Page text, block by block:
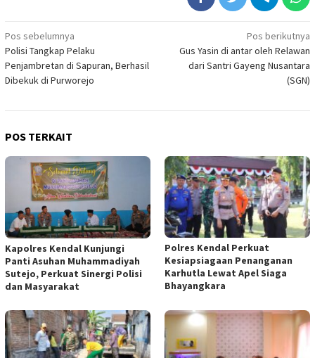
Navigasi
pos
Pos sebelumnya
Polisi Tangkap Pelaku
Penjambretan di Sapuran, Berhasil
Dibekuk di Purworejo
Pos berikutnya
Gus Yasin di antar oleh Relawan
dari Santri Gayeng Nusantara
(SGN)
POS TERKAIT
Kapolres Kendal Kunjungi
Panti Asuhan Muhammadiyah
Sutejo, Perkuat Sinergi Polisi
dan Masyarakat
Polres Kendal Perkuat
Kesiapsiagaan Penanganan
Karhutla Lewat Apel Siaga
Bhayangkara